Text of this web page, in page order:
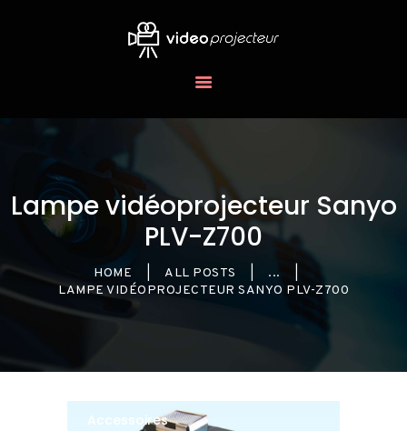
Lampe vidéoprojecteur Sanyo
PLV-Z700
HOME ALL POSTS
...
LAMPE VIDÉOPROJECTEUR SANYO PLV-Z700
VIDÉOPROJECTEURS
Accessoires